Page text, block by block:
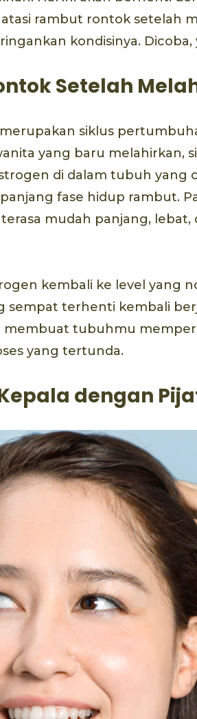
rambut rontok setelah
kondisinya. Dicoba,
Setelah
siklus
yang baru melahirkan,
di dalam tubuh yang
fase hidup rambut.
mudah panjang, lebat,
kembali ke level yang
terhenti kembali
tubuhmu
yang tertunda.
dengan